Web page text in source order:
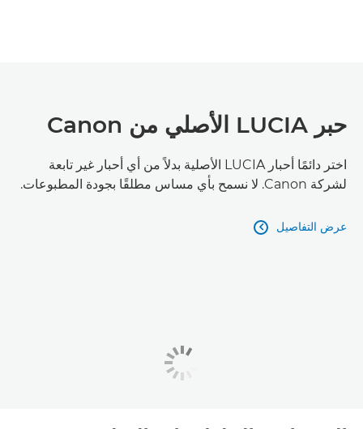
حبر LUCIA الأصلي من Canon
اختر دائمًا أحبار LUCIA الأصلية بدلاً من أي أحبار غير تابعة
لشركة Canon. لا نسمح بأي مساس مطلقًا بجودة المطبوعات.
عرض التفاصيل 